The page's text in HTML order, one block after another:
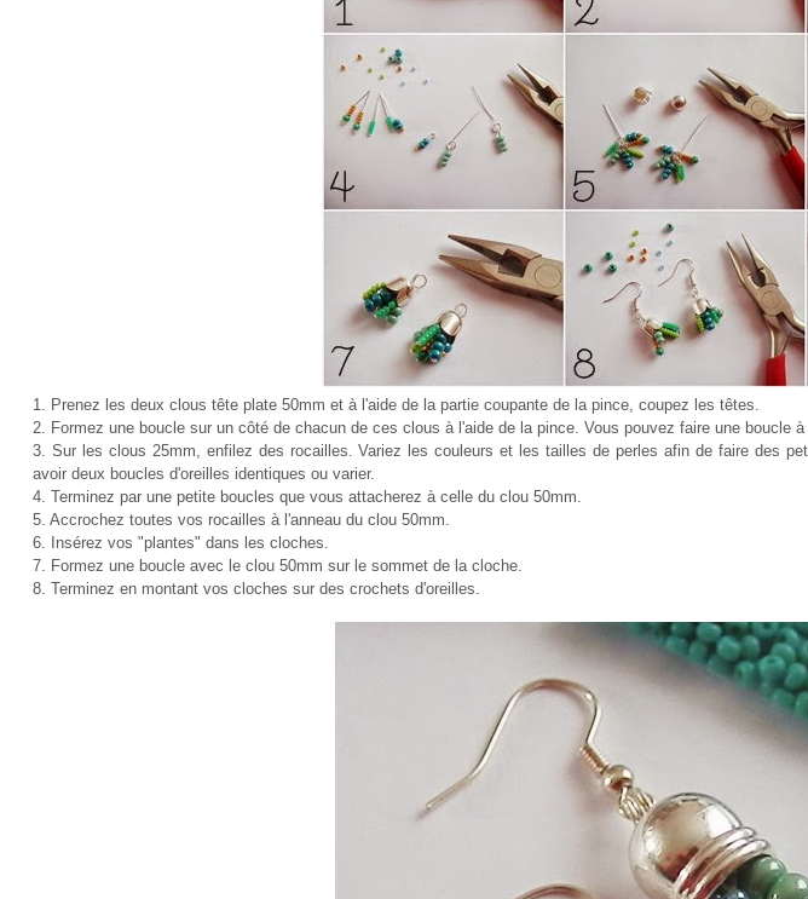
1. Prenez les deux clous tête plate 50mm et à l'aide de la partie coupante de la pince, coupez les têtes.
2. Formez une boucle sur un côté de chacun de ces clous à l'aide de la pince. Vous pouvez faire une boucle à
3. Sur les clous 25mm, enfilez des rocailles. Variez les couleurs et les tailles de perles afin de faire des
avoir deux boucles d'oreilles identiques ou varier.
4. Terminez par une petite boucles que vous attacherez à celle du clou 50mm.
5. Accrochez toutes vos rocailles à l'anneau du clou 50mm.
6. Insérez vos "plantes" dans les cloches.
7. Formez une boucle avec le clou 50mm sur le sommet de la cloche.
8. Terminez en montant vos cloches sur des crochets d'oreilles.